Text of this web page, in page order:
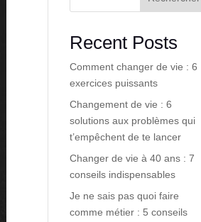
Recent Posts
Comment changer de vie : 6
exercices puissants
Changement de vie : 6
solutions aux problèmes qui
t’empêchent de te lancer
Changer de vie à 40 ans : 7
conseils indispensables
Je ne sais pas quoi faire
comme métier : 5 conseils